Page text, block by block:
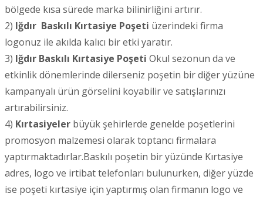
bölgede kısa sürede marka bilinirliğini artırır.
2) Iğdır Baskılı Kırtasiye Poşeti üzerindeki firma
logonuz ile akılda kalıcı bir etki yaratır.
3) Iğdır Baskılı Kırtasiye Poşeti Okul sezonun da ve
etkinlik dönemlerinde dilerseniz poşetin bir diğer yüzüne
kampanyalı ürün görselini koyabilir ve satışlarınızı
artırabilirsiniz.
4) Kırtasiyeler büyük şehirlerde genelde poşetlerini
promosyon malzemesi olarak toptancı firmalara
yaptırmaktadırlar.Baskılı poşetin bir yüzünde Kırtasiye
adres, logo ve irtibat telefonları bulunurken, diğer yüzde
ise poşeti kırtasiye için yaptırmış olan firmanın logo ve